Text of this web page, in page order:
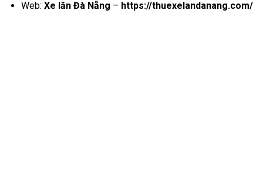
Web: Xe lăn Đà Nẵng – https://thuexelandanang.com/